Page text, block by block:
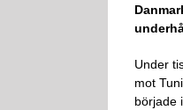
Under
mot
började